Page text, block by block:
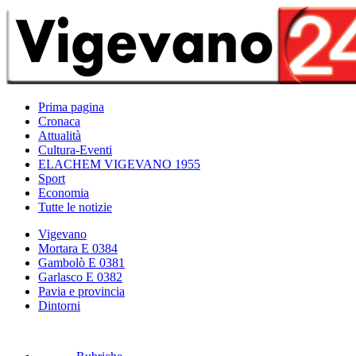
Prima pagina
Cronaca
Attualità
Cultura-Eventi
ELACHEM VIGEVANO 1955
Sport
Economia
Tutte le notizie
Vigevano
Mortara E 0384
Gambolò E 0381
Garlasco E 0382
Pavia e provincia
Dintorni